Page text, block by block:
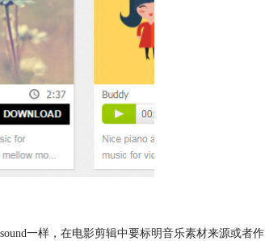
一样，在电影剪辑中要标明音乐素材来源或者作